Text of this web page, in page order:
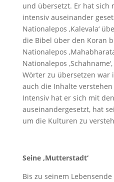
und übersetzt. Er hat sich
intensiv auseinander
Nationalepos ‚Kalevala‘
die Bibel über den Koran
Nationalepos
Nationalepos
Wörter zu übersetzen war
auch die Inhalte
Intensiv hat er sich mit
auseinandergesetzt, hat
um die Kulturen zu
Seine ‚Mutterstadt‘
Bis zu seinem